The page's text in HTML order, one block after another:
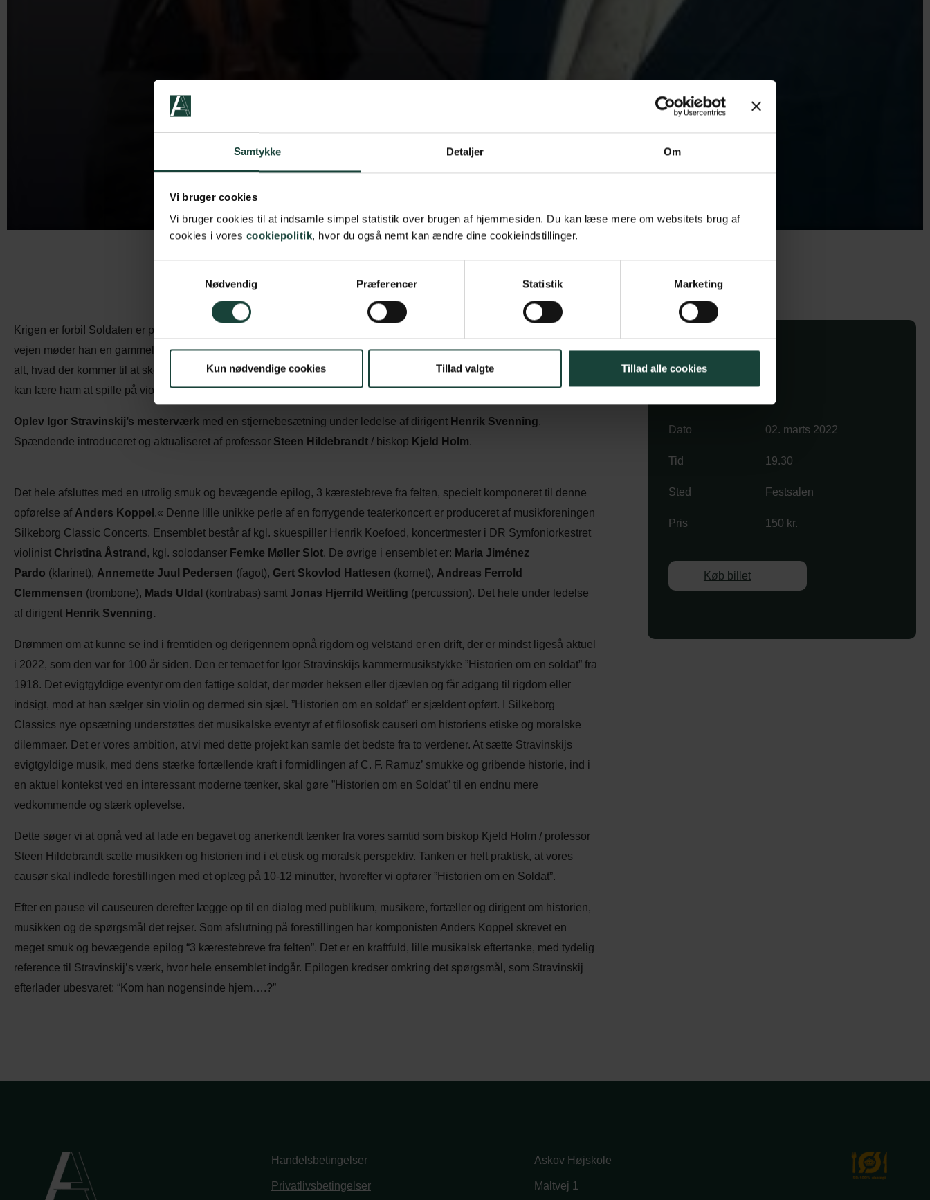
Samtykke Detaljer Om
Vi bruger cookies
Vi bruger cookies til at indsamle simpel statistik over brugen af hjemmesiden. Du kan læse mere om websitets brug af
cookies i vores cookiepolitik, hvor du også nemt kan ændre dine cookieindstillinger.
Nødvendig
Præferencer Statistik Marketing
Kun nødvendige cookies Tillad valgte Tillad alle cookies
Krigen er forbi! Soldaten er på vej hjem til sin mor og kæresten. I tornystret gemmer han sit kæreste eje – hans violin. På
vejen møder han en gammel mand, som overtaler ham til at bytte violinen med en spændende bog, hvori han kan læse
alt, hvad der kommer til at ske i fremtiden! De bytter – og Fanden – for ham er det – inviterer soldaten hjem, så soldaten
kan lære ham at spille på violinen! Fremtiden ser lys og spændende ud… men kommer soldaten nogensinde hjem?
Oplev Igor Stravinskij’s mesterværk med en stjernebesætning under ledelse af dirigent Henrik Svenning.
Spændende introduceret og aktualiseret af professor Steen Hildebrandt / biskop Kjeld Holm.
Det hele afsluttes med en utrolig smuk og bevægende epilog, 3 kærestebreve fra felten, specielt komponeret til denne
opførelse af Anders Koppel .« Denne lille unikke perle af en forrygende teaterkoncert er produceret af musikforeningen
Silkeborg Classic Concerts. Ensemblet består af kgl. skuespiller Henrik Koefoed, koncertmester i DR Symfoniorkestret
violinist Christina Åstrand , kgl. solodanser Femke Møller Slot. De øvrige i ensemblet er: Maria Jiménez
Pardo (klarinet), Annemette Juul Pedersen (fagot), Gert Skovlod Hattesen (kornet), Andreas Ferrold
Clemmensen (trombone), Mads Uldal (kontrabas) samt Jonas Hjerrild Weitling (percussion). Det hele under ledelse
af dirigent Henrik Svenning.
Drømmen om at kunne se ind i fremtiden og derigennem opnå rigdom og velstand er en drift, der er mindst ligeså aktuel
i 2022, som den var for 100 år siden. Den er temaet for Igor Stravinskijs kammermusikstykke ”Historien om en soldat” fra
1918. Det evigtgyldige eventyr om den fattige soldat, der møder heksen eller djævlen og får adgang til rigdom eller
indsigt, mod at han sælger sin violin og dermed sin sjæl. ”Historien om en soldat” er sjældent opført. I Silkeborg
Classics nye opsætning understøttes det musikalske eventyr af et filosofisk causeri om historiens etiske og moralske
dilemmaer. Det er vores ambition, at vi med dette projekt kan samle det bedste fra to verdener. At sætte Stravinskijs
evigtgyldige musik, med dens stærke fortællende kraft i formidlingen af C. F. Ramuz’ smukke og gribende historie, ind i
en aktuel kontekst ved en interessant moderne tænker, skal gøre ”Historien om en Soldat” til en endnu mere
vedkommende og stærk oplevelse.
Dette søger vi at opnå ved at lade en begavet og anerkendt tænker fra vores samtid som biskop Kjeld Holm / professor
Steen Hildebrandt sætte musikken og historien ind i et etisk og moralsk perspektiv. Tanken er helt praktisk, at vores
causør skal indlede forestillingen med et oplæg på 10-12 minutter, hvorefter vi opfører ”Historien om en Soldat”.
Efter en pause vil causeuren derefter lægge op til en dialog med publikum, musikere, fortæller og dirigent om historien,
musikken og de spørgsmål det rejser. Som afslutning på forestillingen har komponisten Anders Koppel skrevet en
meget smuk og bevægende epilog “3 kærestebreve fra felten”. Det er en kraftfuld, lille musikalsk eftertanke, med tydelig
reference til Stravinskij’s værk, hvor hele ensemblet indgår. Epilogen kredser omkring det spørgsmål, som Stravinskij
efterlader ubesvaret: “Kom han nogensinde hjem….?”
Køb billet
Dato 02. marts 2022
Tid 19.30
Sted Festsalen
Pris 150 kr.
Køb billet
Handelsbetingelser
Privatlivsbetingelser
Askov Højskole
Maltvej 1